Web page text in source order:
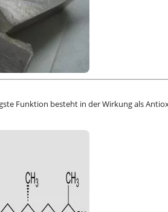
Funktion besteht in der Wirkung als